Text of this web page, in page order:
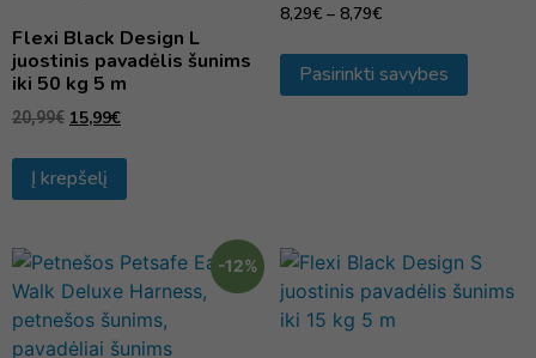
Flexi Black Design L
juostinis pavadėlis šunims
iki 50 kg 5 m
20,99€ 15,99€
Į krepšelį
8,29€ – 8,79€
Pasirinkti savybes
-12%